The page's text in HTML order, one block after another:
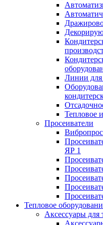
Линии для
Тепловое
Просеиватели
ЯР 1
Тепловое
Аксессуары для